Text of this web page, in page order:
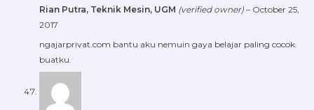
Rian Putra, Teknik Mesin, UGM (verified owner) – October 25,
2017
ngajarprivat.com bantu aku nemuin gaya belajar paling cocok
buatku.